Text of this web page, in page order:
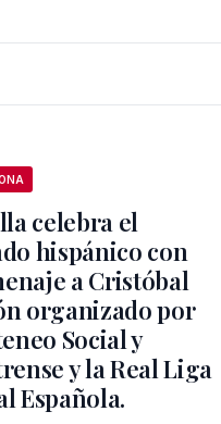
celebra el
hispánico con
a Cristóbal
organizado por
Social y
y la Real Liga
Española.